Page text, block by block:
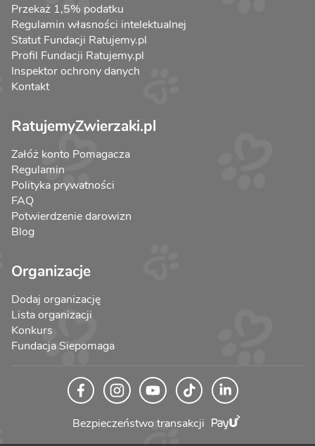
Przekaż 1,5% podatku
Regulamin własności intelektualnej
Statut Fundacji Ratujemy.pl
Profil Fundacji Ratujemy.pl
Inspektor ochrony danych
Kontakt
RatujemyZwierzaki.pl
Załóż konto Pomagacza
Regulamin
Polityka prywatności
FAQ
Potwierdzenie darowizn
Blog
Organizacje
Dodaj organizację
Lista organizacji
Konkurs
Fundacja Siepomaga
Bezpieczeństwo transakcji